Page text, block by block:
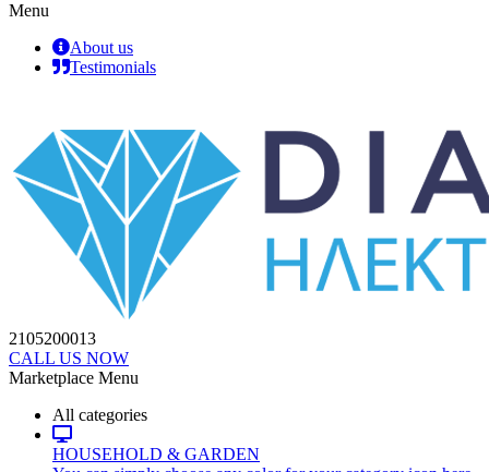
Menu
About us
Testimonials
2105200013
CALL US NOW
Marketplace Menu
All categories
HOUSEHOLD & GARDEN